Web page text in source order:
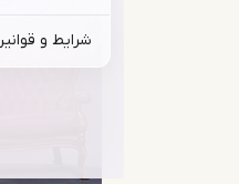
شرایط و قوانین